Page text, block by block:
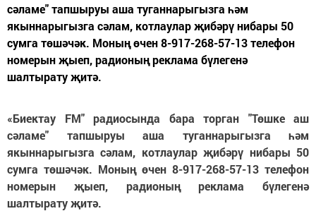
сәламе" тапшыруы аша туганнарыгызга һәм
якыннарыгызга сәлам, котлаулар җибәрү нибары 50
сумга төшәчәк. Моның өчен 8-917-268-57-13 телефон
номерын җыеп, радионың реклама бүлегенә
шалтырату җитә.
«Биектау FM" радиосында бара торган "Төшке аш
сәламе" тапшыруы аша туганнарыгызга һәм
якыннарыгызга сәлам, котлаулар җибәрү нибары 50
сумга төшәчәк. Моның өчен 8-917-268-57-13 телефон
номерын җыеп, радионың реклама бүлегенә
шалтырату җитә.